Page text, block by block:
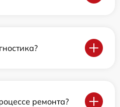
ремонта?